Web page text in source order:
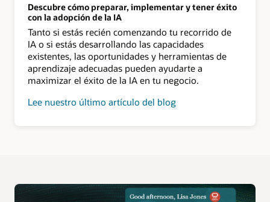
Descubre cómo preparar, implementar y tener éxito
con la adopción de la IA
Tanto si estás recién comenzando tu recorrido de
IA o si estás desarrollando las capacidades
existentes, las oportunidades y herramientas de
aprendizaje adecuadas pueden ayudarte a
maximizar el éxito de la IA en tu negocio.
Lee nuestro último artículo del blog